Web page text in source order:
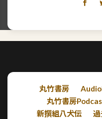
丸竹書房
丸竹書房
新撰組八犬伝
過